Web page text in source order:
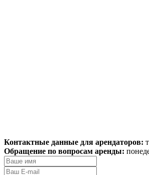
Контактные данные для арендаторов:
Обращение по вопросам аренды: